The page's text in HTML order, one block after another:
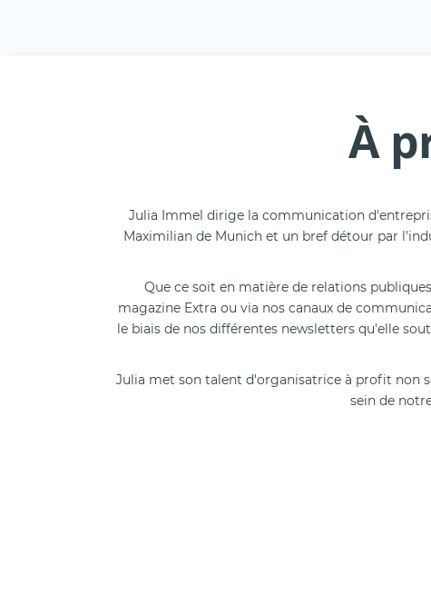
À
Julia Immel dirige la communication
Maximilian de Munich et un bref détour par
Que ce soit en matière de relations
magazine Extra ou via nos canaux de
le biais de nos différentes newsletters qu'elle
Julia met son talent d'organisatrice à profit non
sein de